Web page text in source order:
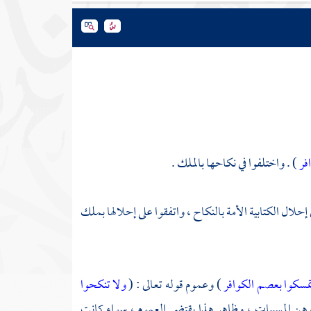
) . واختلفوا في نكاحها بالملك .
الكتابية الأمة بالنكاح ، واتفقوا على إحلالها بملك
بعصم الكوافر) وعموم قوله تعالى : (ولا تنكحوا